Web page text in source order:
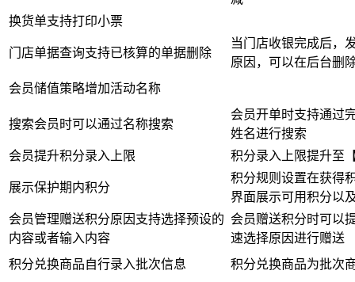
换货单支持打印小票
门店单据查询支持已核算的单据删除
当门店收银完成后，
原因，可以在后台删
会员储值策略增加活动名称
搜索会员时可以通过名称搜索
会员开单时支持通过
姓名进行搜索
会员提升积分录入上限
积分录入上限提升至
展示保护期内积分
积分规则设置在获得
界面展示可用积分以
会员管理赠送积分原因支持选择预设的
内容或者输入内容
会员赠送积分时可以
速选择原因进行赠送
积分兑换商品自行录入批次信息
积分兑换商品为批次